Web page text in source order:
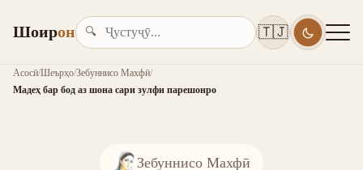
Шоирон 🔍 🇹🇯
Асосӣ/Шеърҳо/Зебуннисо Махфӣ/
Мадеҳ бар бод аз шона сари зулфи парешонро
Зебуннисо Махфӣ